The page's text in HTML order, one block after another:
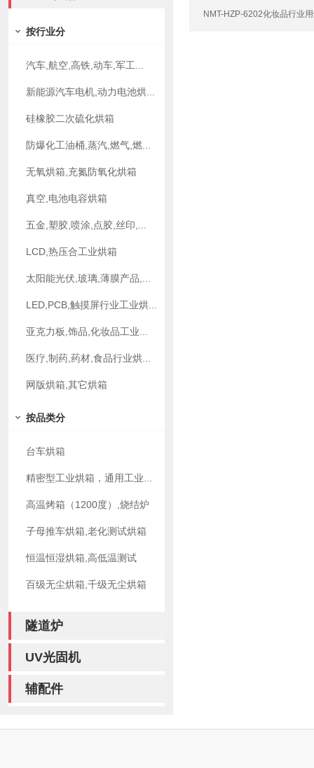
按行业分
汽车,航空,高铁,动车,军工...
新能源汽车电机,动力电池烘...
硅橡胶二次硫化烘箱
防爆化工油桶,蒸汽,燃气,燃...
无氧烘箱,充氮防氧化烘箱
真空,电池电容烘箱
五金,塑胶,喷涂,点胶,丝印,...
LCD,热压合工业烘箱
太阳能光伏,玻璃,薄膜产品,...
LED,PCB,触摸屏行业工业烘...
亚克力板,饰品,化妆品工业...
医疗,制药,药材,食品行业烘...
网版烘箱,其它烘箱
按品类分
台车烘箱
精密型工业烘箱，通用工业...
高温烤箱（1200度）,烧结炉
子母推车烘箱,老化测试烘箱
恒温恒湿烘箱,高低温测试
百级无尘烘箱,千级无尘烘箱
隧道炉
UV光固机
辅配件
NMT-HZP-6202化妆品行业